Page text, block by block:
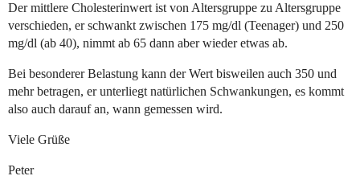
Der mittlere Cholesterinwert ist von Altersgruppe zu Altersgruppe
verschieden, er schwankt zwischen 175 mg/dl (Teenager) und 250
mg/dl (ab 40), nimmt ab 65 dann aber wieder etwas ab.
Bei besonderer Belastung kann der Wert bisweilen auch 350 und
mehr betragen, er unterliegt natürlichen Schwankungen, es kommt
also auch darauf an, wann gemessen wird.
Viele Grüße
Peter